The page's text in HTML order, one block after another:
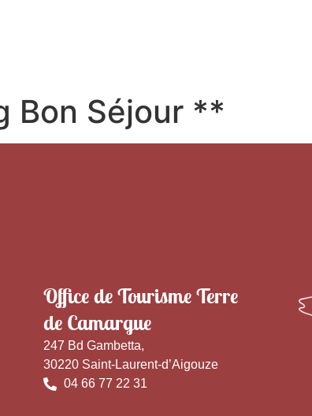
Bon Séjour **
Office de Tourisme Terre
de Camargue
247 Bd Gambetta,
30220 Saint-Laurent-d’Aigouze
04 66 77 22 31